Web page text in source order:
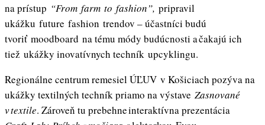
na prístup “From farm to fashion”, pripravil
ukážku future fashion trendov – účastníci budú
tvoriť moodboard na tému módy budúcnosti a čakajú ich
tiež ukážky inovatívnych techník upcyklingu.
Regionálne centrum remesiel ÚĽUV v Košiciach pozýva na
ukážky textilných techník priamo na výstave Zasnované
v textile. Zároveň tu prebehne interaktívna prezentácia